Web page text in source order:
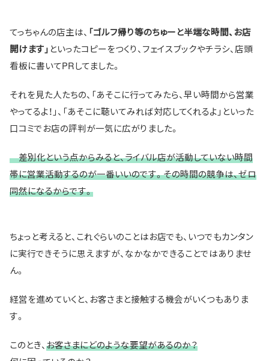
てっちゃんの店主は、 「ゴルフ帰り等のちゅーと半端な時間、お店
開けます」 といったコピーをつくり、フェイスブックやチラシ、店頭
看板に書いてPRしてました。
それを見た人たちの、「あそこに行ってみたら、早い時間から営業
やってるよ！」、「あそこに聴いてみれば対応してくれるよ」といった
口コミでお店の評判が一気に広がりました。
差別化という点からみると、ライバル店が活動していない時間
帯に営業活動するのが一番いいのです。その時間の競争は、ゼロ
同然になるからです。
ちょっと考えると、これぐらいのことはお店でも、いつでもカンタン
に実行できそうに思えますが、なかなかできることではありませ
ん。
経営を進めていくと、お客さまと接触する機会がいくつもありま
す。
このとき、お客さまにどのような要望があるのか？